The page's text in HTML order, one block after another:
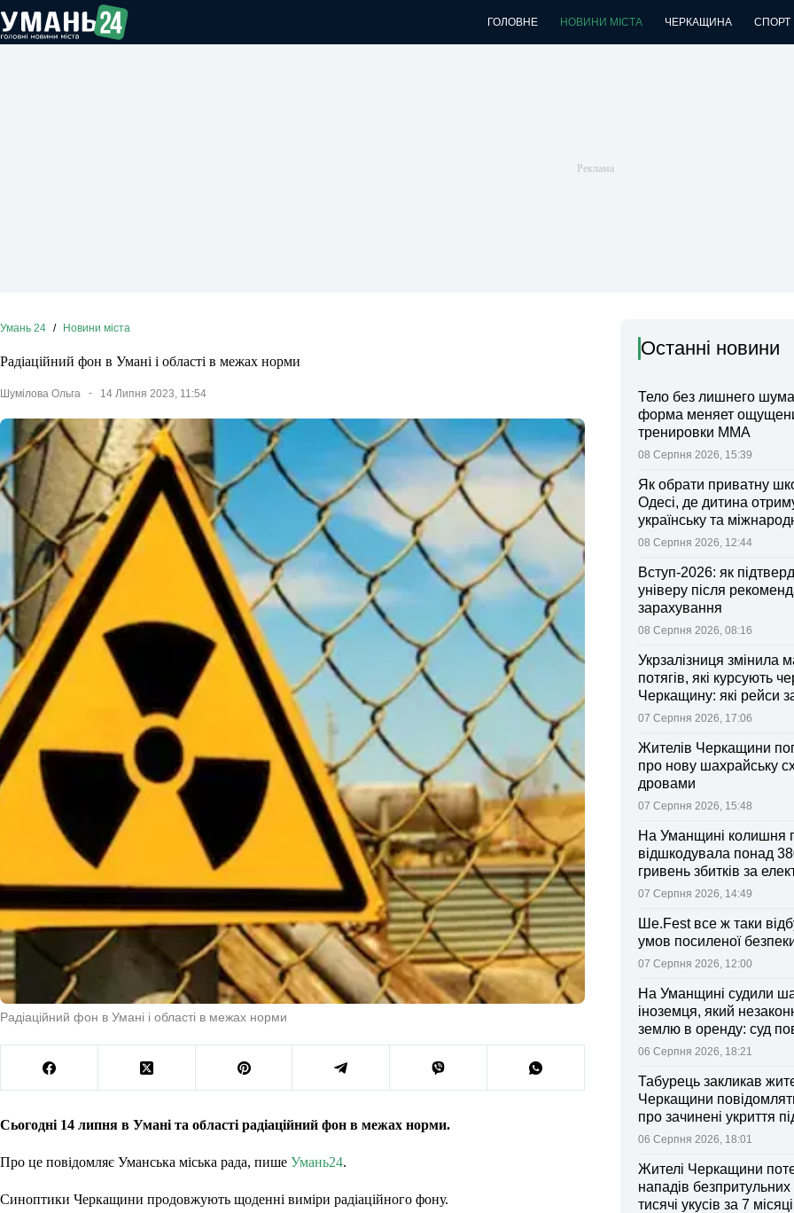
до
вмісту
ГОЛОВНЕ НОВИНИ МІСТА ЧЕРКАЩИНА СПОРТ
Умань 24 / Новини міста
Радіаційний фон в Умані і області в межах норми
Шумілова Ольга 14 Липня 2023, 11:54
Радіаційний фон в Умані і області в межах норми
Сьогодні 14 липня в Умані та області радіаційний фон в межах норми.
Про це повідомляє Уманська міська рада, пише Умань24.
Синоптики Черкащини продовжують щоденні виміри радіаційного фону.
Останні новини
Тело без лишнего
форма меняет
тренировки ММА
08 Серпня 2026, 15:39
Як обрати приватну
Одесі, де дитина
українську та
08 Серпня 2026, 12:44
Вступ-2026: як
універу після
зарахування
08 Серпня 2026, 08:16
Укрзалізниця змінила
потягів, які курсують
Черкащину: які рейси
зміни
07 Серпня 2026, 17:06
Жителів Черкащини
про нову шахрайську
дровами
07 Серпня 2026, 15:48
На Уманщині колишня
відшкодувала понад
гривень збитків за
07 Серпня 2026, 14:49
Ше.Fest все ж таки
умов посиленої
07 Серпня 2026, 12:00
На Уманщині судили
іноземця, який
землю в оренду: суд
ділянки громаді
06 Серпня 2026, 18:21
Табурець закликав
Черкащини
про зачинені укриття
тривоги
06 Серпня 2026, 18:01
Жителі Черкащини
нападів
тисячі укусів за 7